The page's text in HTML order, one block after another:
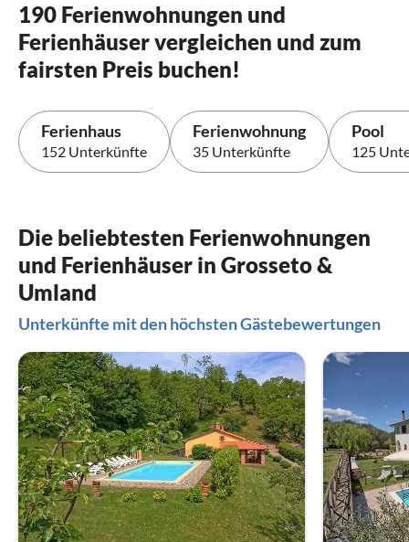
190 Ferienwohnungen und
Ferienhäuser vergleichen und zum
fairsten Preis buchen!
Ferienhaus
152 Unterkünfte
Ferienwohnung
35 Unterkünfte
Pool
125
Die beliebtesten Ferienwohnungen
und Ferienhäuser in Grosseto &
Umland
Unterkünfte mit den höchsten Gästebewertungen